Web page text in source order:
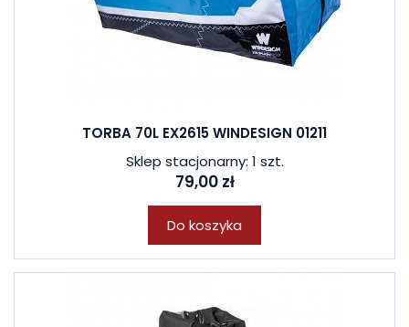
TORBA 70L EX2615 WINDESIGN 01211
Sklep stacjonarny: 1 szt.
79,00 zł
Do koszyka